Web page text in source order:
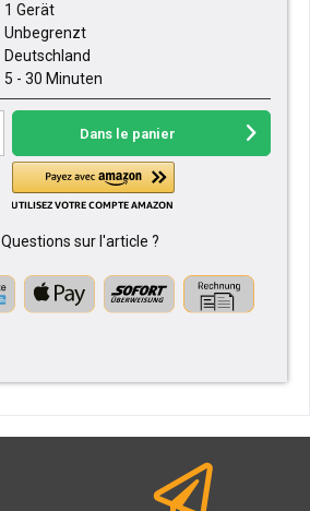
1 Gerät
Unbegrenzt
Deutschland
5 - 30 Minuten
Dans le panier
Questions sur l'article ?